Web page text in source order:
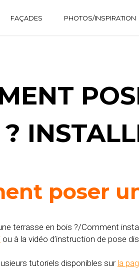
FAÇADES
PHOTOS/INSPIRATION
poser
terrasse en bois ?/Comment
ou à la vidéo d’instruction de pose
tutoriels disponibles sur la